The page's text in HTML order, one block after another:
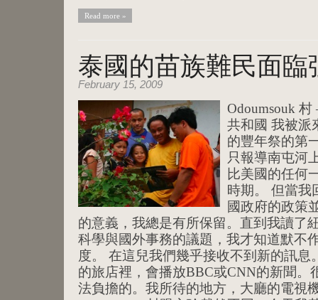
Read more »
泰國的苗族難民面臨
February 15, 2009
Odoumsouk
共和國 我被派
的豐年祭的第
只報導南屯河
比美國的任何
時期。 但當我
國政府的政策
的意義，我總是有所保留。直到我讀了
科學與國外事務的議題，我才知道默不
度。 在這兒我們幾乎接收不到新的訊息
的旅店裡，會播放BBC或CNN的新聞。
法負擔的。我所待的地方，大廳的電視